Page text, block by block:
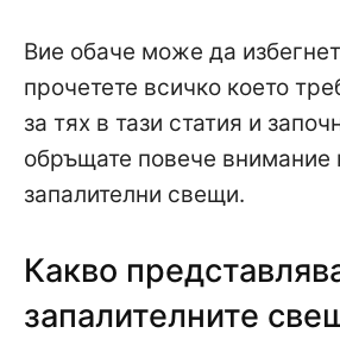
Вие обаче може да
прочетете всичко което
за тях в тази статия и
обръщате повече внимание
запалителни свещи.
Какво
запалителните